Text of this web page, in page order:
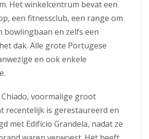
Het winkelcentrum bevat een
een fitnessclub, een range om
bowlingbaan en zelfs een
dak. Alle grote Portugese
en ook enkele
voormalige groot
recentelijk is gerestaureerd en
met Edifício Grandela, nadat ze